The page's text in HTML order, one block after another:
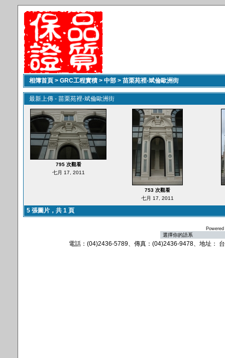
相簿首頁 > GRC工程實積 > 中部 > 苗栗苑裡-斌倫歐洲街
最新上傳 - 苗栗苑裡-斌倫歐洲街
795 次觀看
七月 17, 2011
753 次觀看
七月 17, 2011
5 張圖片，共 1 頁
電話：(04)2436-5789、傳真：(04)2436-9478、地址：